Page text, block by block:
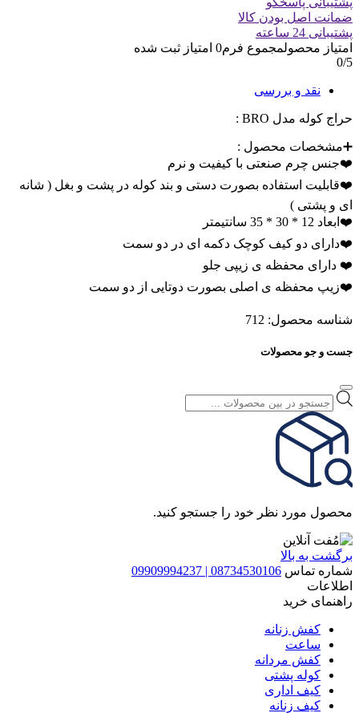
بود.
ضمانت اصل بودن کالا
پشتیبانی 24 ساعته
امتیاز محصولمجموع فرم0 امتیاز ثبت شده
0/5
نقد و بررسی
حراج کوله مدل BRO :
➕مشخصات محصول :
❤️جنس چرم صنعتی با کیفیت و نرم
❤️قابلیت استفاده بصورت دستی و بند کوله در پشت و بغل ( شانه
ای و پشتی )
❤️ابعاد 12 * 30 * 35 سانتیمتر
❤️دارای دو کیف کوچک دکمه ای در دو سمت
❤️ دارای محفظه ی زیپی جلو
❤️زیپ محفظه ی اصلی بصورت دوتایی از دو سمت
شناسه محصول: 712
جست و جو محصولات
Products
search
محصول مورد نظر خود را جستجو کنید.
برگشت به بالا
شماره تماس 08734530106 | 09909994237
اطلاعات
راهنمای خرید
کفش زنانه
ساعت
کفش مردانه
کوله پشتی
کیف اداری
کیف زنانه